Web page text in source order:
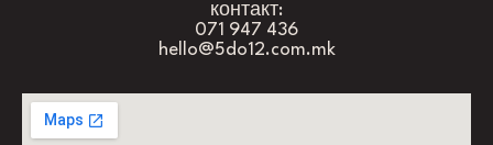
контакт:
071 947 436
hello@5do12.com.mk